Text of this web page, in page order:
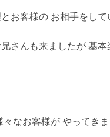
お客様の お相手をして
さんも来ましたが 基
々なお客様が やってきま